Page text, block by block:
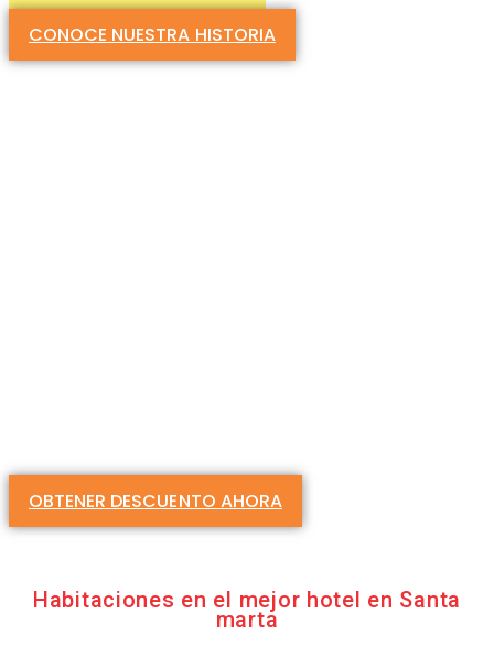
CONOCE NUESTRA HISTORIA
OBTENER DESCUENTO AHORA
Habitaciones en el mejor hotel en Santa
marta